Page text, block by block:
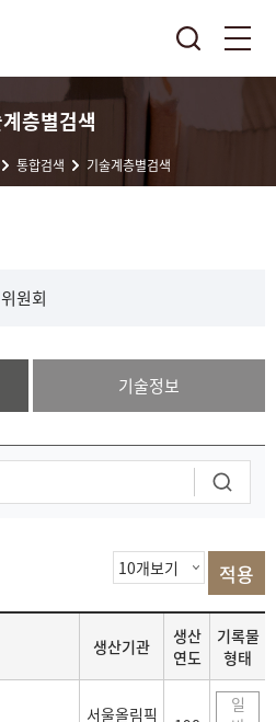
층별검색
통합검색 기술계층별검색
원회
기술정보
생산기관
생산
연도
기록물
형태
서울올림픽
일